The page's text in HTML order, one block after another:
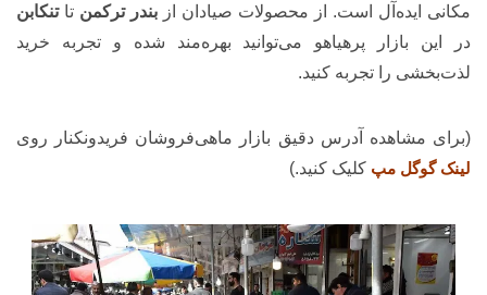
مکانی ایده‌آل است. از محصولات صیادان از بندر ترکمن تاتنکابن
در این بازار پرهیاهو می‌توانید بهره‌مند شده و تجربه خرید
لذت‌بخشی را تجربه کنید.
(برای مشاهده آدرس دقیق بازار ماهی‌فروشان فریدونکنار روی
لینک گوگل مپ کلیک کنید.)